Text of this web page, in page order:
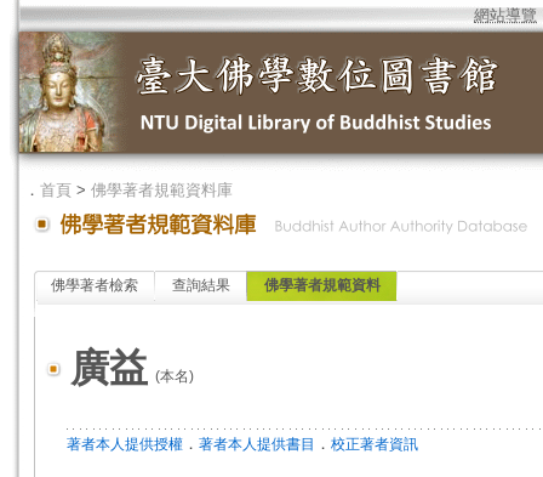
網站導覽
． 首頁 > 佛學著者規範資料庫
佛學著者檢索 查詢結果 佛學著者規範資料
廣益 (本名)
著者本人提供授權 ． 著者本人提供書目 ． 校正著者資訊